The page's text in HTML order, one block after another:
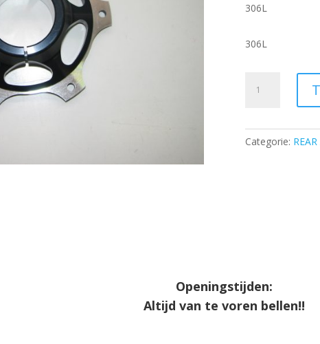
306L
306L
carrier
50
-Categorie:
Openingstijden:
Altijd van te voren bellen!!